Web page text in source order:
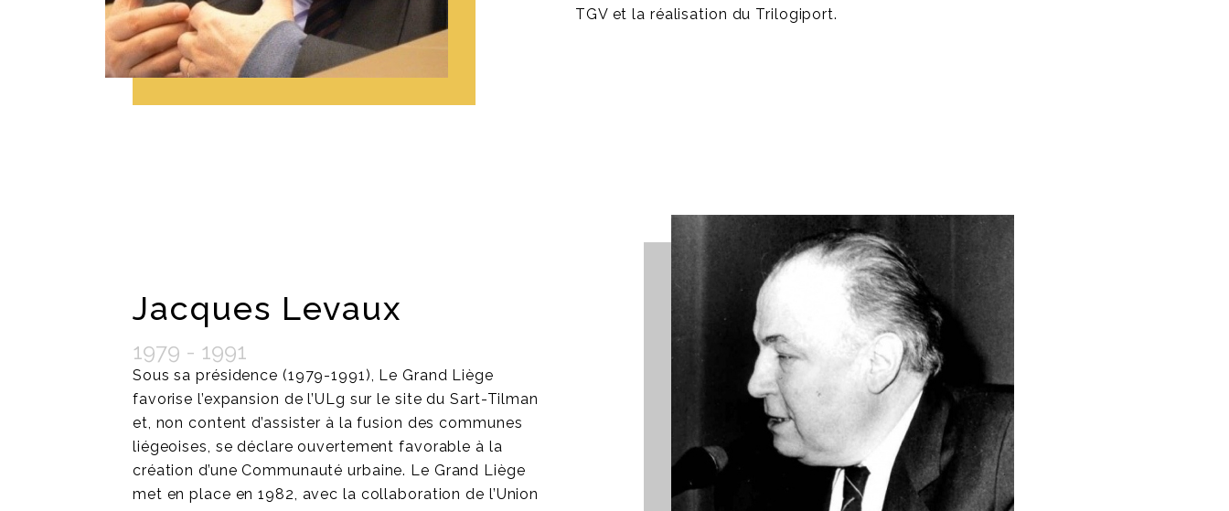
TGV et la réalisation du Trilogiport.
Jacques Levaux
1979 - 1991
Sous sa présidence (1979-1991), Le Grand Liège
favorise l’expansion de l’ULg sur le site du Sart-Tilman
et, non content d’assister à la fusion des communes
liégeoises, se déclare ouvertement favorable à la
création d’une Communauté urbaine. Le Grand Liège
met en place en 1982, avec la collaboration de l’Union